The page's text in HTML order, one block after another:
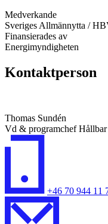
Medverkande
Sveriges Allmännytta /
Finansierades av
Energimyndigheten
Kontaktperson
Thomas Sundén
Vd & programchef Hållbar
+46 70 944 11